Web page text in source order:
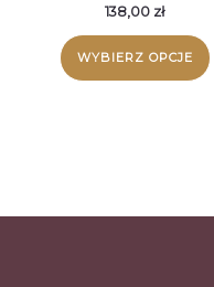
138,00 zł
WYBIERZ OPCJE